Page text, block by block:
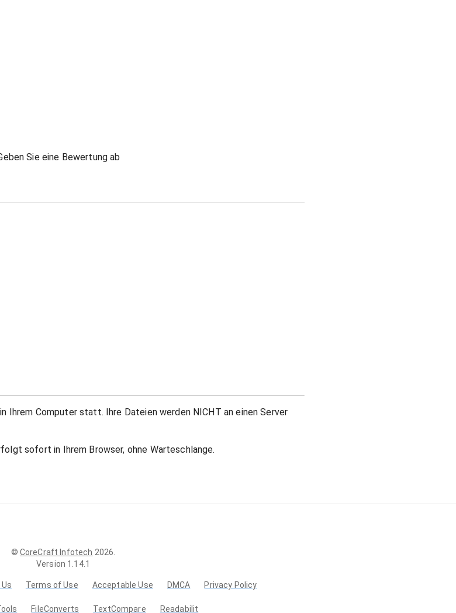
Sie eine Bewertung ab
Ihrem Computer statt. Ihre Dateien werden NICHT an einen Server
sofort in Ihrem Browser, ohne Warteschlange.
© CoreCraft Infotech 2026
Version 1.14.1
Terms of Use Acceptable Use DMCA Privacy Policy
FileConverts TextCompare Readabilit